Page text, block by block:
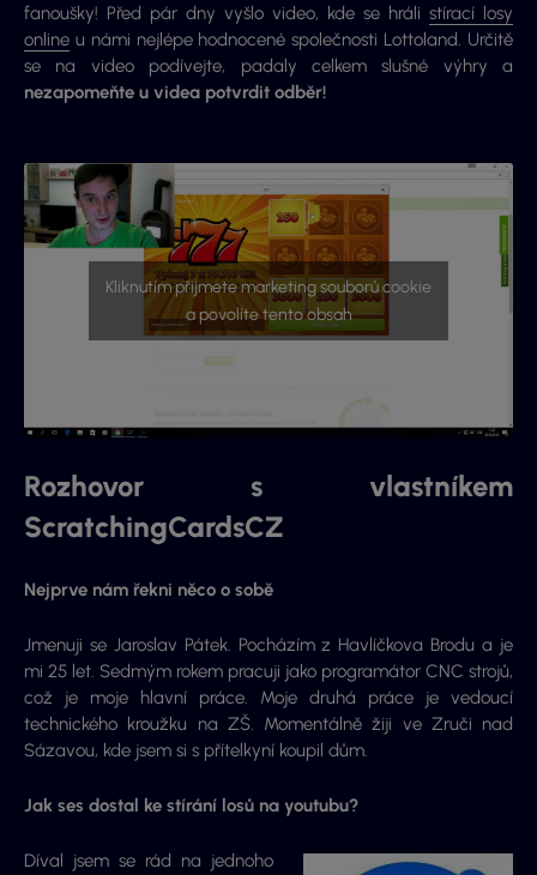
fanoušky! Před pár dny vyšlo video, kde se hráli stírací losy
online u námi nejlépe hodnocené společnosti Lottoland. Určitě
se na video podívejte, padaly celkem slušné výhry a
nezapomeňte u videa potvrdit odběr!
Kliknutím přijmete marketing souborů cookie
a povolíte tento obsah
Rozhovor s vlastníkem
ScratchingCardsCZ
Nejprve nám řekni něco o sobě
Jmenuji se Jaroslav Pátek. Pocházím z Havlíčkova Brodu a je
mi 25 let. Sedmým rokem pracuji jako programátor CNC strojů,
což je moje hlavní práce. Moje druhá práce je vedoucí
technického kroužku na ZŠ. Momentálně žiji ve Zruči nad
Sázavou, kde jsem si s přítelkyní koupil dům.
Jak ses dostal ke stírání losů na youtubu?
Díval jsem se rád na jednoho